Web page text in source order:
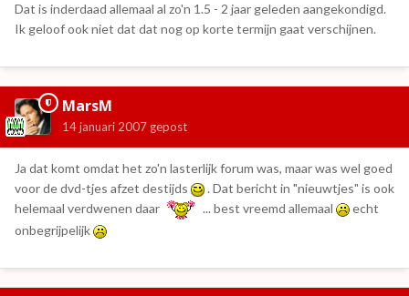
Dat is inderdaad allemaal al zo'n 1.5 - 2 jaar geleden aangekondigd.
Ik geloof ook niet dat dat nog op korte termijn gaat verschijnen.
MarsM
14 januari 2007 gepost
Ja dat komt omdat het zo'n lasterlijk forum was, maar was wel goed
voor de dvd-tjes afzet destijds
. Dat bericht in "nieuwtjes" is ook
helemaal verdwenen daar
... best vreemd allemaal
echt
onbegrijpelijk